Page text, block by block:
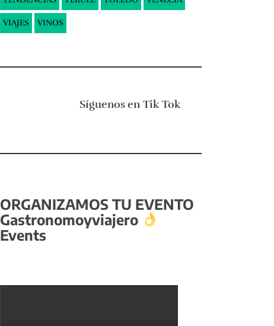
VIAJES VINOS
Síguenos en Tik Tok
ORGANIZAMOS TU EVENTO
Gastronomoyviajero
Events